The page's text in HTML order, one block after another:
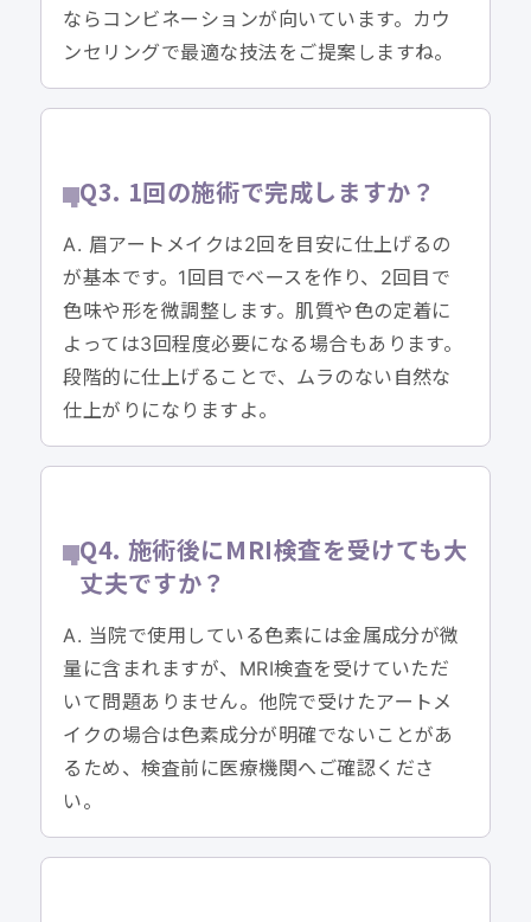
ならコンビネーションが向いています。カウ
ンセリングで最適な技法をご提案しますね。
Q3. 1回の施術で完成しますか？
A. 眉アートメイクは2回を目安に仕上げるの
が基本です。1回目でベースを作り、2回目で
色味や形を微調整します。肌質や色の定着に
よっては3回程度必要になる場合もあります。
段階的に仕上げることで、ムラのない自然な
仕上がりになりますよ。
Q4. 施術後にMRI検査を受けても大
丈夫ですか？
A. 当院で使用している色素には金属成分が微
量に含まれますが、MRI検査を受けていただ
いて問題ありません。他院で受けたアートメ
イクの場合は色素成分が明確でないことがあ
るため、検査前に医療機関へご確認くださ
い。